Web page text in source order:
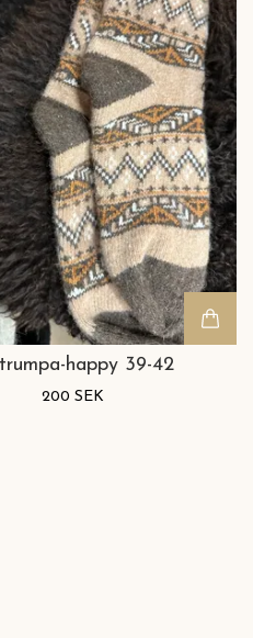
happy 39-42
200 SEK